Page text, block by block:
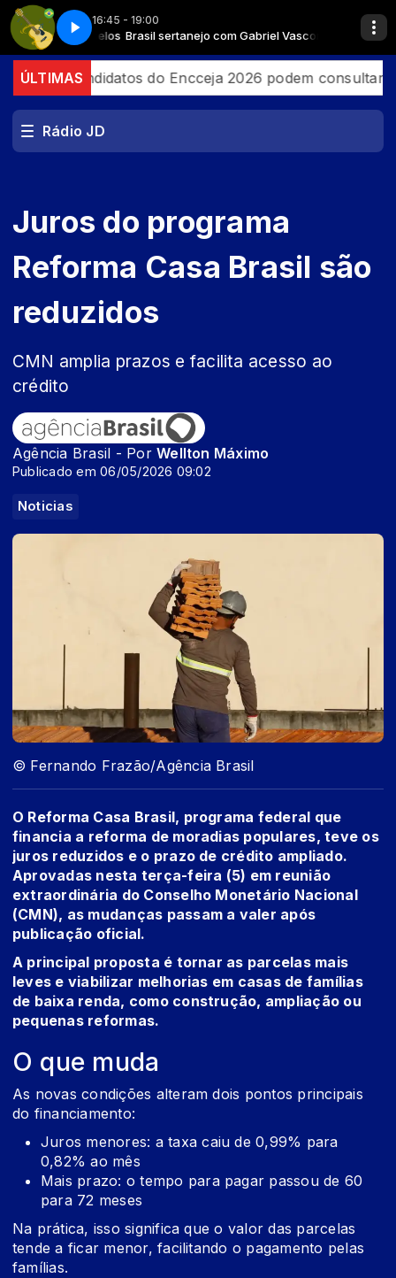
16:45 - 19:00
Vasconcelos Brasil sertanejo com Gabriel Vasconcelos
Brasil sertanejo - Parte 5
love night com ROGER PIRES
ÚLTIMAS
Candidatos do Encceja 2026 podem consultar o
Rádio JD
Juros do programa
Reforma Casa Brasil são
reduzidos
CMN amplia prazos e facilita acesso ao
crédito
Agência Brasil - PorWellton Máximo
Publicado em 06/05/2026 09:02
Noticias
© Fernando Frazão/Agência Brasil
O Reforma Casa Brasil, programa federal que
financia a reforma de moradias populares, teve os
juros reduzidos e o prazo de crédito ampliado.
Aprovadas nesta terça-feira (5) em reunião
extraordinária do Conselho Monetário Nacional
(CMN), as mudanças passam a valer após
publicação oficial.
A principal proposta é tornar as parcelas mais
leves e viabilizar melhorias em casas de famílias
de baixa renda, como construção, ampliação ou
pequenas reformas.
O que muda
As novas condições alteram dois pontos principais
do financiamento:
Juros menores: a taxa caiu de 0,99% para
0,82% ao mês
Mais prazo: o tempo para pagar passou de 60
para 72 meses
Na prática, isso significa que o valor das parcelas
tende a ficar menor, facilitando o pagamento pelas
famílias.